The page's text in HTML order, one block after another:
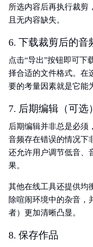
所选内容后再执行裁剪
且无内容缺失。
6. 下载裁剪后的音
点击“导出”按钮即可下
择合适的文件格式。在
要的考量因素就是它能
7. 后期编辑（可选）
后期编辑并非总是必须
音频存在错误的情况下
还允许用户调节低音、
果。
其他在线工具还提供均
除喧闹环境中的杂音，
者）更加清晰凸显。
8. 保存作品